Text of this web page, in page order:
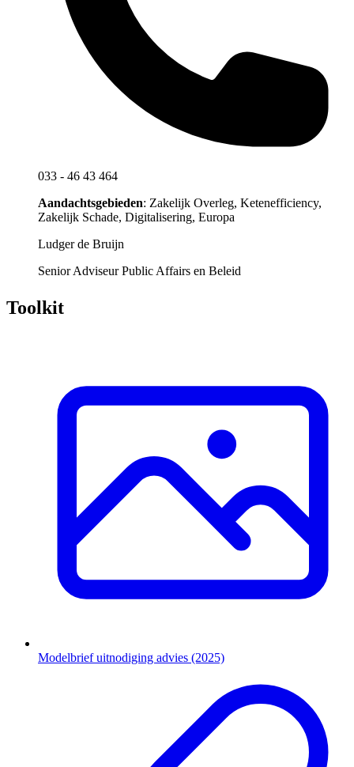
033 - 46 43 464
Aandachtsgebieden: Zakelijk Overleg, Ketenefficiency,
Zakelijk Schade, Digitalisering, Europa
Ludger de Bruijn
Senior Adviseur Public Affairs en Beleid
Toolkit
Modelbrief uitnodiging advies (2025)